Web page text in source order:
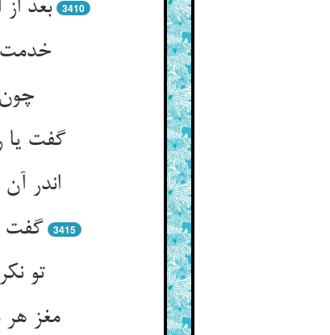
بعد
3410
خدمت
گفت یا
اندر
گفت
3415
تو
مغز